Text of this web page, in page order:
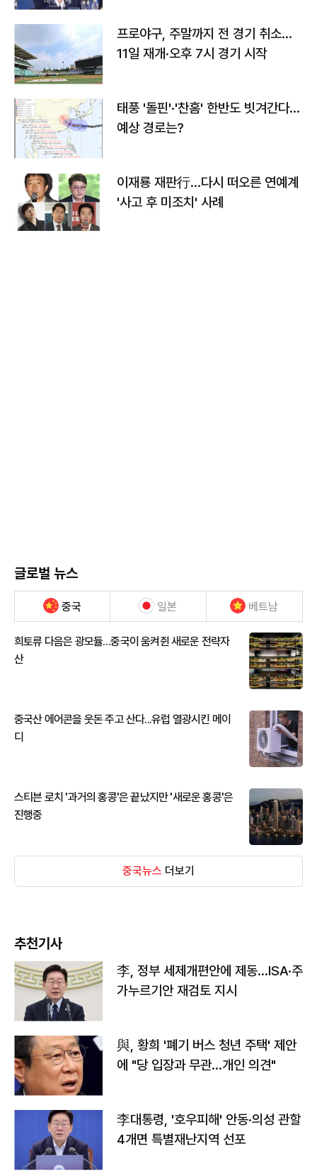
프로야구, 주말까지 전 경기 취소…
11일 재개·오후 7시 경기 시작
태풍 '돌핀'·'찬홈' 한반도 빗겨간다…
예상 경로는?
이재룡 재판行…다시 떠오른 연예계
'사고 후 미조치' 사례
글로벌 뉴스
중국 일본 베트남
희토류 다음은 광모듈…중국이 움켜쥔 새로운 전략자
산
중국산 에어콘을 웃돈 주고 산다...유럽 열광시킨 메이
디
스티븐 로치 '과거의 홍콩'은 끝났지만 '새로운 홍콩'은
진행중
중국뉴스 더보기
추천기사
李, 정부 세제개편안에 제동…ISA·주
가누르기안 재검토 지시
與, 황희 '폐기 버스 청년 주택' 제안
에 "당 입장과 무관…개인 의견"
李대통령, '호우피해' 안동·의성 관할
4개면 특별재난지역 선포